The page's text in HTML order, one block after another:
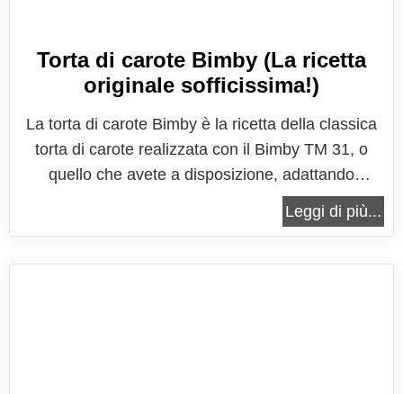
Torta di carote Bimby (La ricetta
originale sofficissima!)
La torta di carote Bimby è la ricetta della classica
torta di carote realizzata con il Bimby TM 31, o
quello che avete a disposizione, adattando
ovviamente le funzionalità. La ricetta è sempre la
stessa, semplice e ricchissima di carote, che
Leggi di più...